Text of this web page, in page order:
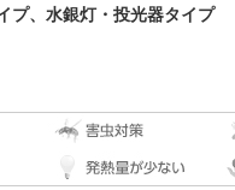
プ、水銀灯・投光器タイプ